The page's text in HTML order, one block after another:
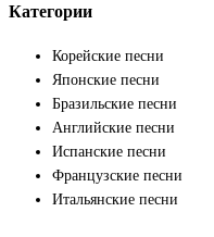
Категории
Корейские песни
Японские песни
Бразильские песни
Английские песни
Испанские песни
Французские песни
Итальянские песни